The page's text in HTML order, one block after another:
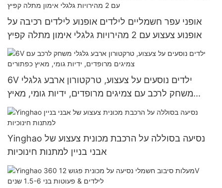
אופני עפר חשמליים לילדים אופנוע לילדים רכיבה על
אופנוע צעצוע עם 2 מהירויות גלגלי אימון מתלה קפיץ
6V ילדים נוסעים על צעצוע, טרקטורון ארבע גלגלי
משחק לרכב עם צמיגים מרופדים, ידיות גומי, מאיץ
כפתורים
Yinghao נסיעה בסוללה על הרכבת מכונית צעצוע של
אבני בניין למתנות חינוכיות